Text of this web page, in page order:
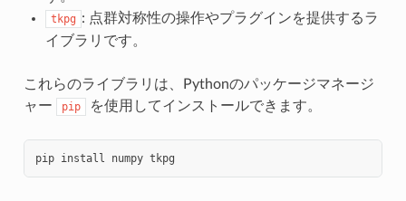
tkpg : 点群対称性の操作やプラグインを提供するラ
イブラリです。
これらのライブラリは、Pythonのパッケージマネージ
ャー
pip を使用してインストールできます。
pip install numpy